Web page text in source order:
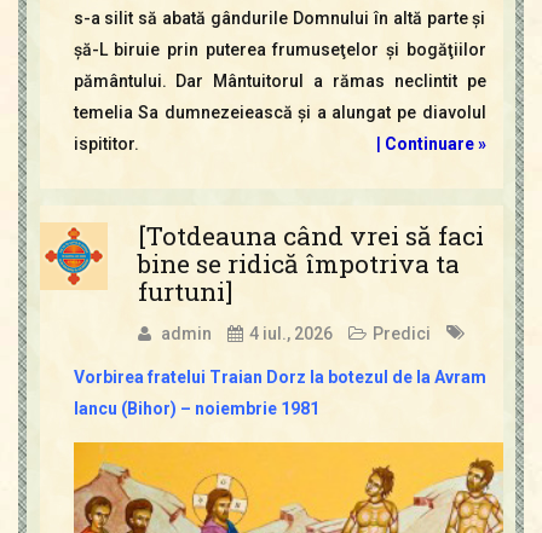
s-a silit să abată gândurile Domnului în altă parte şi
şă-L biruie prin puterea frumuseţelor şi bogăţiilor
pământului. Dar Mântuitorul a rămas neclintit pe
temelia Sa dumnezeiească şi a alungat pe diavolul
ispititor.
| Continuare »
[Totdeauna când vrei să faci
bine se ridică împotriva ta
furtuni]
admin 4 iul., 2026 Predici
Vorbirea fratelui Traian Dorz la botezul de la Avram
Iancu (Bihor) – noiembrie 1981